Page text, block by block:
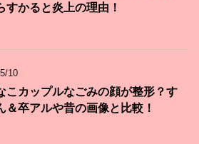
すかると炎上の理由！
10
こカップルなごみの顔が整形？す
＆卒アルや昔の画像と比較！